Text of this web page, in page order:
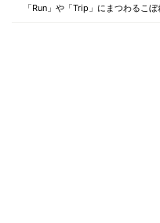
「Run」や「Trip」にまつわるこ